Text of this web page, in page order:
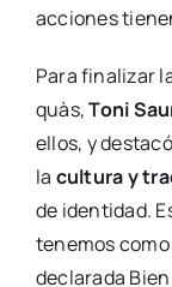
accio­nes
Para fina­li­zar
quàs,Toni
ellos, y
la cul­tu­ra y
de iden­ti­dad.
tene­mos
decla­ra­da